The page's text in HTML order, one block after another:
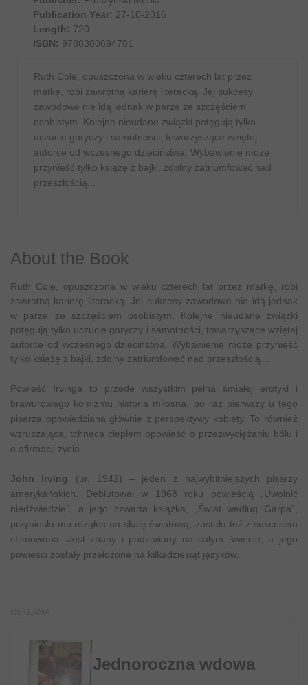
Publication Year: 27-10-2016
Length: 720
ISBN: 9788380694781
Ruth Cole, opuszczona w wieku czterech lat przez
matkę, robi zawrotną karierę literacką. Jej sukcesy
zawodowe nie idą jednak w parze ze szczęściem
osobistym. Kolejne nieudane związki potęgują tylko
uczucie goryczy i samotności, towarzyszące wziętej
autorce od wczesnego dzieciństwa. Wybawienie może
przynieść tylko książę z bajki, zdolny zatriumfować nad
przeszłością...
About the Book
Ruth Cole, opuszczona w wieku czterech lat przez matkę, robi
zawrotną karierę literacką. Jej sukcesy zawodowe nie idą jednak
w parze ze szczęściem osobistym. Kolejne nieudane związki
potęgują tylko uczucie goryczy i samotności, towarzyszące wziętej
autorce od wczesnego dzieciństwa. Wybawienie może przynieść
tylko książę z bajki, zdolny zatriumfować nad przeszłością…
Powieść Irvinga to przede wszystkim pełna śmiałej erotyki i
brawurowego komizmu historia miłosna, po raz pierwszy u tego
pisarza opowiedziana głównie z perspektywy kobiety. To również
wzruszająca, tchnąca ciepłem opowieść o przezwyciężaniu bólu i
o afirmacji życia.
John Irving
(ur. 1942) – jeden z najwybitniejszych pisarzy
amerykańskich. Debiutował w 1968 roku powieścią „Uwolnić
niedźwiedzie”, a jego czwarta książka, „Świat według Garpa”,
przyniosła mu rozgłos na skalę światową, została też z sukcesem
sfilmowana. Jest znany i podziwiany na całym świecie, a jego
powieści zostały przełożone na kilkadziesiąt języków.